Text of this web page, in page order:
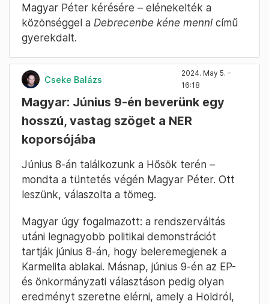
Magyar Péter kérésére – elénekelték a
közönséggel a Debrecenbe kéne mennicímű
gyerekdalt.
Cseke Balázs
2024. May 5. –
16:18
Magyar: Június 9-én beverünk egy
hosszú, vastag szöget a NER
koporsójába
Június 8-án találkozunk a Hősök terén –
mondta a tüntetés végén Magyar Péter. Ott
leszünk, válaszolta a tömeg.
Magyar úgy fogalmazott: a rendszerváltás
utáni legnagyobb politikai demonstrációt
tartják június 8-án, hogy beleremegjenek a
Karmelita ablakai. Másnap, június 9-én az EP-
és önkormányzati választáson pedig olyan
eredményt szeretne elérni, amely a Holdról,